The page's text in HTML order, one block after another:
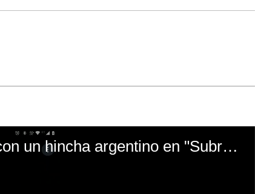
El mal momento de Yanina Gasañol con un hincha argentino en "Subrayado"